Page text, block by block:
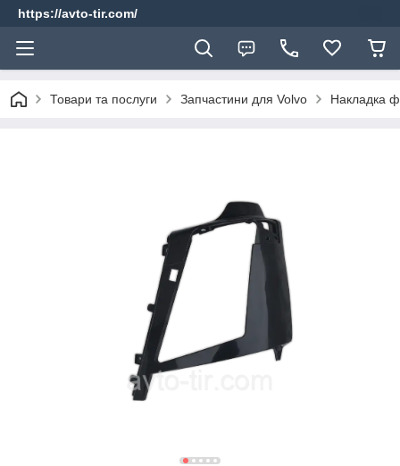
https://avto-tir.com/
Товари та послуги Запчастини для Volvo Накладка